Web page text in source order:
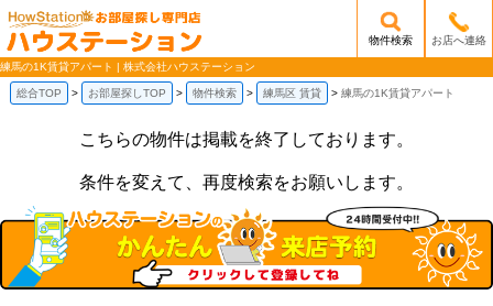
/mobile_img/head-logo.png
物件検索 お店へ連絡
練馬の1K賃貸アパート | 株式会社ハウステーション
総合TOP お部屋探しTOP 物件検索 練馬区 賃貸 練馬の1K賃貸アパート
こちらの物件は掲載を終了しております。
条件を変えて、再度検索をお願いします。